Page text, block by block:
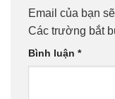
Email của bạn
Các trường bắt
Bình luận *